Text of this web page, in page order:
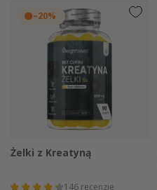
–20%
Żelki z Kreatyną
146 recenzje